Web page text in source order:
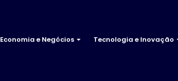
Economia e Negócios Tecnologia e Inovação